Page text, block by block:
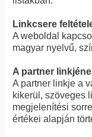
Linkcsere
A weboldal
magyar nyelvű,
A partner
A partner linkje a
kikerül, szöveges
megjelenítési
értékei alapján